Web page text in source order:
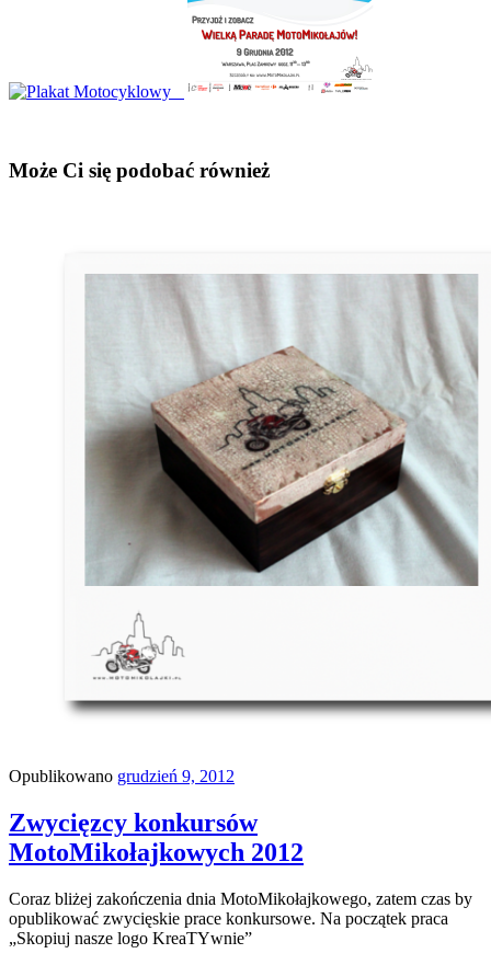
Może Ci się podobać również
Opublikowano grudzień 9, 2012
Zwycięzcy konkursów
MotoMikołajkowych 2012
Coraz bliżej zakończenia dnia MotoMikołajkowego, zatem czas by
opublikować zwycięskie prace konkursowe. Na początek praca
„Skopiuj nasze logo KreaTYwnie”